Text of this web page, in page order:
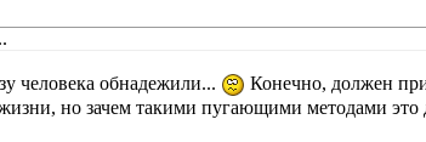
человека обнадежили...
Конечно, должен
но зачем такими пугающими методами это